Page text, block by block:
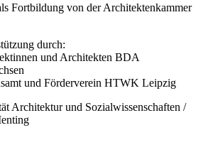
Fortbildung von der Architektenkammer
durch:
und Architekten BDA
und Förderverein HTWK Leipzig
Architektur und Sozialwissenschaften /